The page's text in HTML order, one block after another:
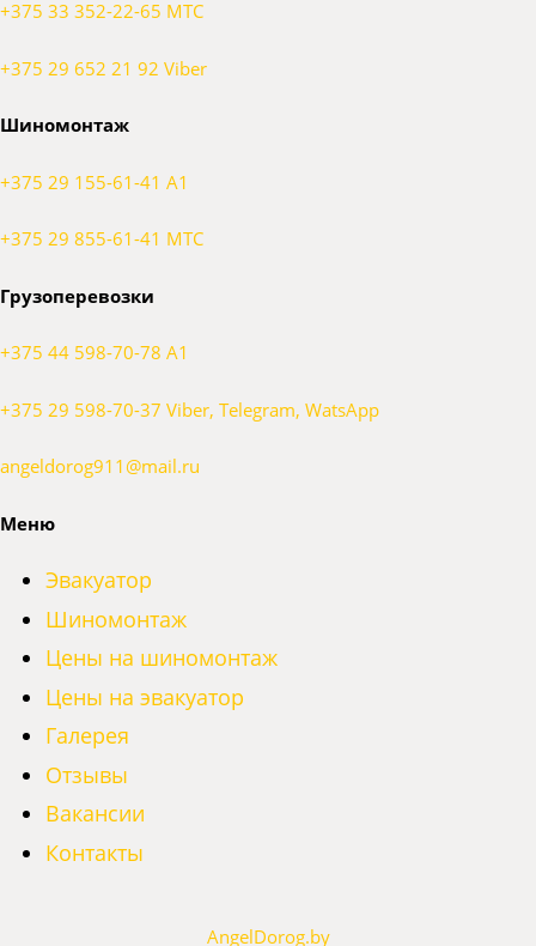
+375 33 352-22-65 МТС
+375 29 652 21 92 Viber
Шиномонтаж
+375 29 155-61-41 A1
+375 29 855-61-41 МТС
Грузоперевозки
+375 44 598-70-78 A1
+375 29 598-70-37 Viber, Telegram, WatsApp
angeldorog911@mail.ru
Меню
Эвакуатор
Шиномонтаж
Цены на шиномонтаж
Цены на эвакуатор
Галерея
Отзывы
Вакансии
Контакты
AngelDorog.by